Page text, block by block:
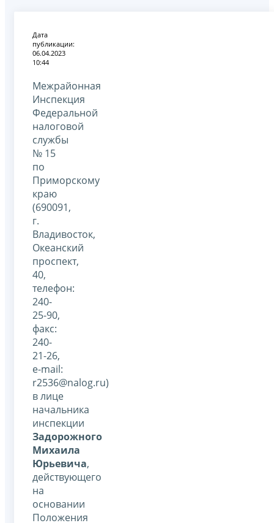
Дата
публикации:
06.04.2023
10:44
Межрайонная
Инспекция
Федеральной
налоговой
службы
№ 15
по
Приморскому
краю
(690091,
г.
Владивосток,
Океанский
проспект,
40,
телефон:
240-
25-90,
факс:
240-
21-26,
e-mail:
r2536@nalog.ru)
в лице
начальника
инспекции
Задорожного
Михаила
Юрьевича,
действующего
на
основании
Положения